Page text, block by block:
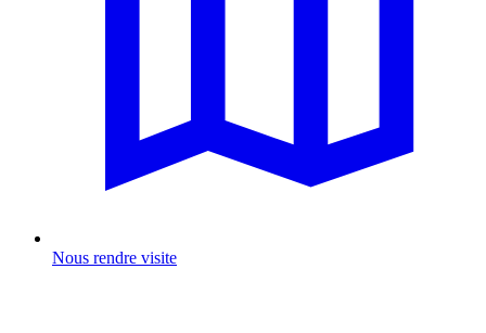
Nous rendre visite